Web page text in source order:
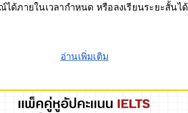
ด้ภายในเวลากำหนด หรือลงเรียนระยะสั้นได้
อ่านเพิ่มเติม